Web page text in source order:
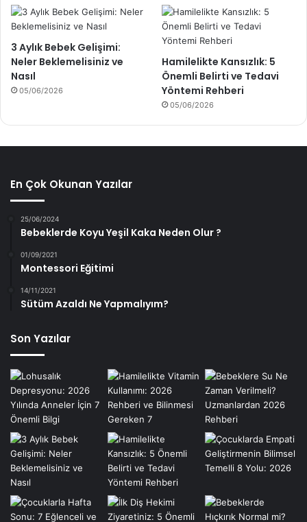
3 Aylık Bebek Gelişimi:
Neler Beklemelisiniz ve
Nasıl
05/06/2026
Hamilelikte Kansızlık: 5
Önemli Belirti ve Tedavi
Yöntemi Rehberi
05/06/2026
En Çok Okunan Yazılar
25/06/2024
Bebeklerde Koyu Yeşil Kaka Neden Olur ?
01/09/2021
Montessori Eğitimi
14/11/2021
Sütüm Azaldı Ne Yapmalıyım?
Son Yazılar